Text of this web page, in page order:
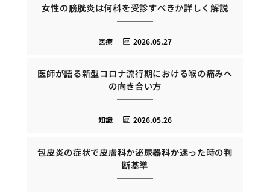
女性の膀胱炎は何科を受診すべきか詳しく解説
2026.05.27
医療
医師が語る新型コロナ流行期における喉の痛みへ
の向き合い方
2026.05.26
知識
包皮炎の症状で皮膚科か泌尿器科か迷った時の判
断基準